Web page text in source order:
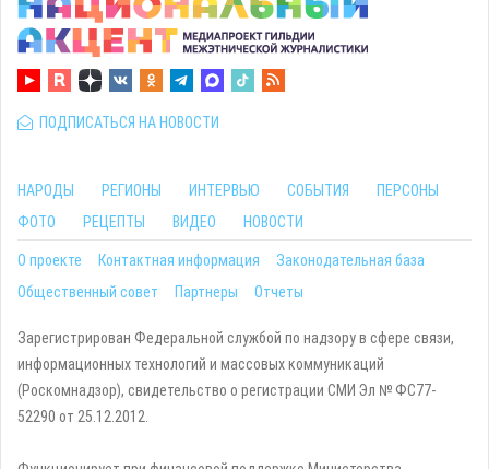
ПОДПИСАТЬСЯ НА НОВОСТИ
НАРОДЫ РЕГИОНЫ ИНТЕРВЬЮ СОБЫТИЯ
ПЕРСОНЫ
ФОТО
РЕЦЕПТЫ ВИДЕО НОВОСТИ
О проекте Контактная информация
Законодательная база
Общественный совет
Партнеры Отчеты
Зарегистрирован Федеральной службой по надзору в сфере связи,
информационных технологий и массовых коммуникаций
(Роскомнадзор), свидетельство о регистрации СМИ Эл № ФС77-
52290 от 25.12.2012.